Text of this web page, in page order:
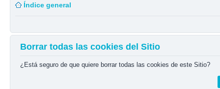
Índice general
Borrar todas las cookies del Sitio
¿Está seguro de que quiere borrar todas las cookies de este Sitio?